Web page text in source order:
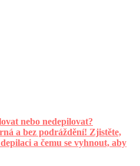
nebo nedepilovat?
a bez podráždění! Zjistěte,
a čemu se vyhnout, aby